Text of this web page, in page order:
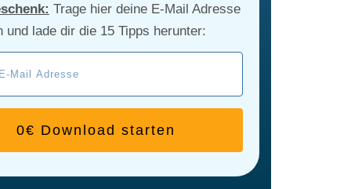
Trage hier deine E-Mail Adresse
und lade dir die 15 Tipps herunter:
0€ Download starten